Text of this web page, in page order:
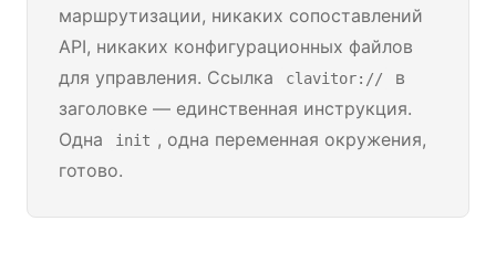
маршрутизации, никаких сопоставлений
API, никаких конфигурационных файлов
для управления. Ссылка
clavitor://
в
заголовке — единственная инструкция.
Одна
init , одна переменная окружения,
готово.